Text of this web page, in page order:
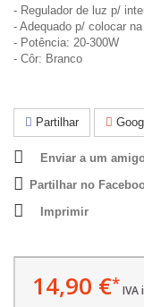
- Regulador de luz p/
- Adequado p/ colocar
- Potência: 20-300W
- Côr: Branco
Partilhar
Enviar a um
Partilhar no
Imprimir
14,90 €*IVA